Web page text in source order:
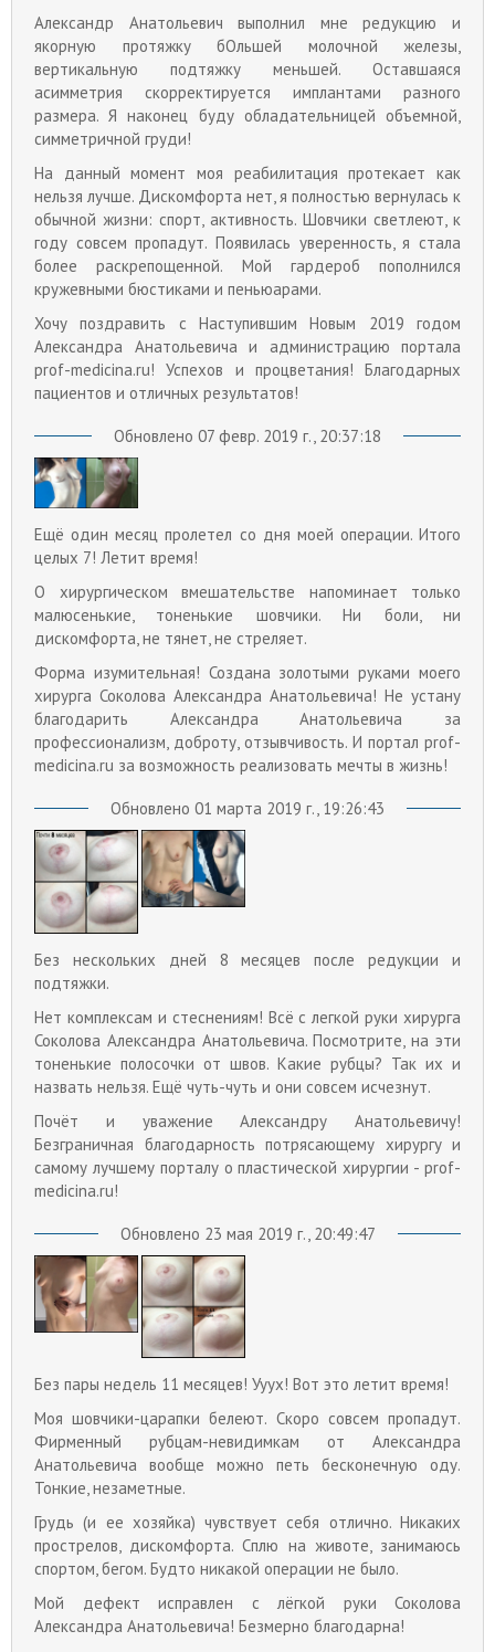
Александр Анатольевич выполнил мне редукцию и
якорную протяжку бОльшей молочной железы,
вертикальную подтяжку меньшей. Оставшаяся
асимметрия скорректируется имплантами разного
размера. Я наконец буду обладательницей объемной,
симметричной груди!
На данный момент моя реабилитация протекает как
нельзя лучше. Дискомфорта нет, я полностью вернулась к
обычной жизни: спорт, активность. Шовчики светлеют, к
году совсем пропадут. Появилась уверенность, я стала
более раскрепощенной. Мой гардероб пополнился
кружевными бюстиками и пеньюарами.
Хочу поздравить с Наступившим Новым 2019 годом
Александра Анатольевича и администрацию портала
prof-medicina.ru! Успехов и процветания! Благодарных
пациентов и отличных результатов!
Обновлено 07 февр. 2019 г., 20:37:18
Ещё один месяц пролетел со дня моей операции. Итого
целых 7! Летит время!
О хирургическом вмешательстве напоминает только
малюсенькие, тоненькие шовчики. Ни боли, ни
дискомфорта, не тянет, не стреляет.
Форма изумительная! Создана золотыми руками моего
хирурга Соколова Александра Анатольевича! Не устану
благодарить Александра Анатольевича за
профессионализм, доброту, отзывчивость. И портал prof-
medicina.ru за возможность реализовать мечты в жизнь!
Обновлено 01 марта 2019 г., 19:26:43
Без нескольких дней 8 месяцев после редукции и
подтяжки.
Нет комплексам и стеснениям! Всё с легкой руки хирурга
Соколова Александра Анатольевича. Посмотрите, на эти
тоненькие полосочки от швов. Какие рубцы? Так их и
назвать нельзя. Ещё чуть-чуть и они совсем исчезнут.
Почёт и уважение Александру Анатольевичу!
Безграничная благодарность потрясающему хирургу и
самому лучшему порталу о пластической хирургии - prof-
medicina.ru!
Обновлено 23 мая 2019 г., 20:49:47
Без пары недель 11 месяцев! Ууух! Вот это летит время!
Моя шовчики-царапки белеют. Скоро совсем пропадут.
Фирменный рубцам-невидимкам от Александра
Анатольевича вообще можно петь бесконечную оду.
Тонкие, незаметные.
Грудь (и ее хозяйка) чувствует себя отлично. Никаких
прострелов, дискомфорта. Сплю на животе, занимаюсь
спортом, бегом. Будто никакой операции не было.
Мой дефект исправлен с лёгкой руки Соколова
Александра Анатольевича! Безмерно благодарна!